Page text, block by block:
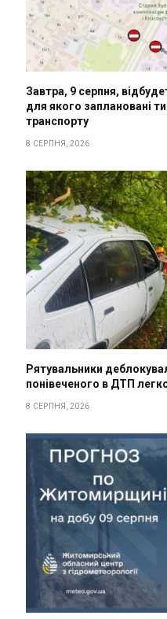
Завтра, 9 серпня,
для якого заплановані
транспорту
8 СЕРПНЯ, 2026
Рятувальники
понівеченого в ДТП
8 СЕРПНЯ, 2026